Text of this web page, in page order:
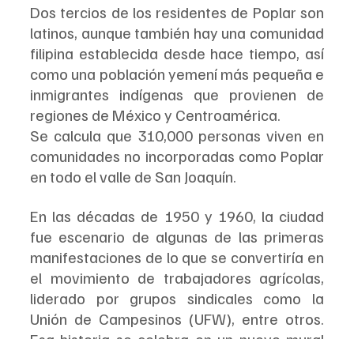
Dos tercios de los residentes de Poplar son
latinos, aunque también hay una comunidad
filipina establecida desde hace tiempo, así
como una población yemení más pequeña e
inmigrantes indígenas que provienen de
regiones de México y Centroamérica.
Se calcula que 310,000 personas viven en
comunidades no incorporadas como Poplar
en todo el valle de San Joaquín.
En las décadas de 1950 y 1960, la ciudad
fue escenario de algunas de las primeras
manifestaciones de lo que se convertiría en
el movimiento de trabajadores agrícolas,
liderado por grupos sindicales como la
Unión de Campesinos (UFW), entre otros.